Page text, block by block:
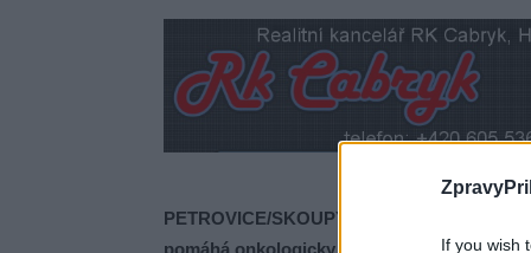
If you wish
PETROVICE/SKOUPÝ – Memoriál
pomáhá onkologicky postiženým